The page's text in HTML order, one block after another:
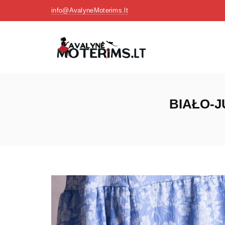
info@AvalyneMoterims.lt
BIAŁO-